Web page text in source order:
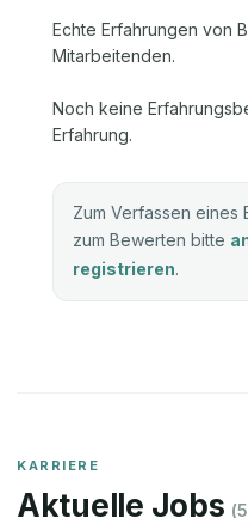
Echte Erfahrungen von
Mitarbeitenden.
Noch keine
Erfahrung.
Zum Verfassen eines
zum Bewerten bitte
registrieren.
KARRIERE
Aktuelle Jobs (5